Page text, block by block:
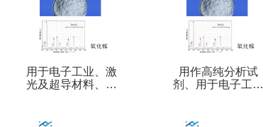
用于电子工业、激
光及超导材料、合
用作高纯分析试
剂、用于电子工业